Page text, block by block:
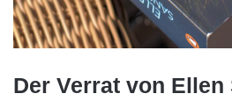
Der Verrat von Ellen